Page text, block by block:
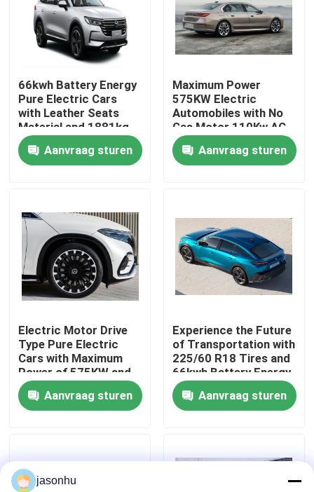
Thuis
Producten
Fabrieksreis
Kwaliteitscontrole
Vraag een offerte aan
gebruikte auto's
Grote Elektrische Auto's
66kwh Battery Energy
Pure Electric Cars
with Leather Seats
Material and 1881kg
Kerb Weight
Aanvraag sturen
Maximum Power
575KW Electric
Automobiles with No
Gas Motor 110Kw AC
Synchrounous Electric
MotorAanvraag sturen
Electric Motor Drive
Type Pure Electric
Cars with Maximum
Power of 575KW and
Kerb Weight of
1881kgAanvraag sturen
Experience the Future
of Transportation with
225/60 R18 Tires and
66kwh Battery Energy
Zero Emission Cars
Aanvraag sturen
jasonhu